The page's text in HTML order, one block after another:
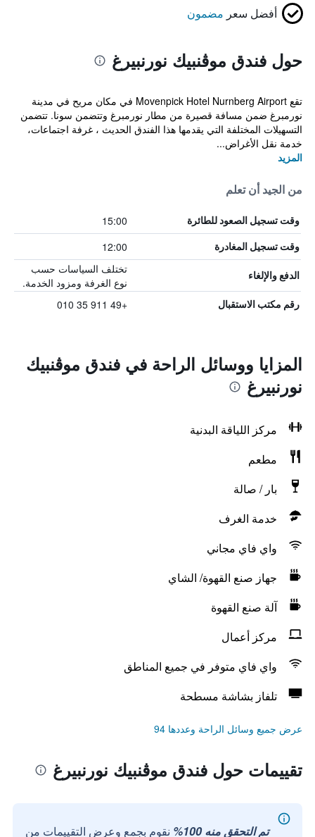
أفضل سعر مضمون
حول فندق موڤنبيك نورنبيرغ
تقع Movenpick Hotel Nurnberg Airport في مكان مريح في مدينة
نورمبرغ ضمن مسافة قصيرة من مطار نورمبرغ وتتضمن سونا. تتضمن
التسهيلات المختلفة التي يقدمها هذا الفندق الحديث ، غرفة اجتماعات،
خدمة نقل الأغراض...
المزيد
من الجيد أن تعلم
وقت تسجيل الصعود للطائرة 15:00
وقت تسجيل المغادرة 12:00
الدفع والإلغاء
تختلف السياسات حسب
نوع الغرفة ومزود الخدمة.
رقم مكتب الاستقبال +49 911 35 010
المزايا ووسائل الراحة في فندق موڤنبيك
نورنبيرغ
مركز اللياقة البدنية
مطعم
بار / صالة
خدمة الغرف
واي فاي مجاني
جهاز صنع القهوة/ الشاي
آلة صنع القهوة
مركز أعمال
واي فاي متوفر في جميع المناطق
تلفاز بشاشة مسطحة
عرض جميع وسائل الراحة وعددها 94
تقييمات حول فندق موڤنبيك نورنبيرغ
تم التحقق منه 100% نقوم بجمع وعرض التقييمات من